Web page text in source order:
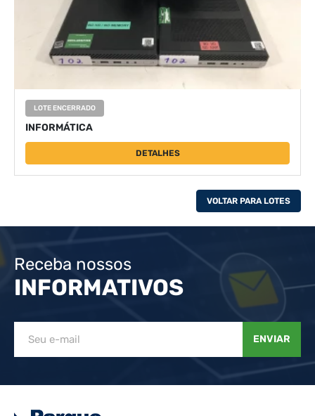
LOTE ENCERRADO
INFORMÁTICA
DETALHES
VOLTAR PARA LOTES
Receba nossos
INFORMATIVOS
ENVIAR